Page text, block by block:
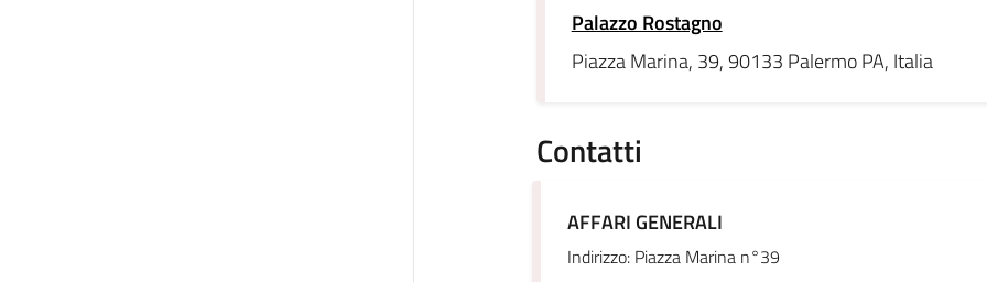
Palazzo Rostagno
Piazza Marina, 39, 90133 Palermo PA, Italia
Contatti
AFFARI GENERALI
Indirizzo: Piazza Marina n°39